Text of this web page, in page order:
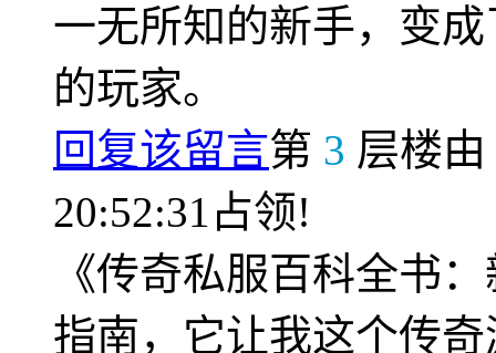
一无所知的新手，变
的玩家。
回复该留言第 3 层楼由
20:52:31占领!
《传奇私服百科全书
指南，它让我这个传